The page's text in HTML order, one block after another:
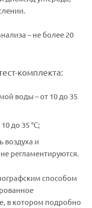
– не более 20
комплекта:
воды – от 10 до 35
до 35 °С;
воздуха и
регламентируются.
способом
в котором подробно